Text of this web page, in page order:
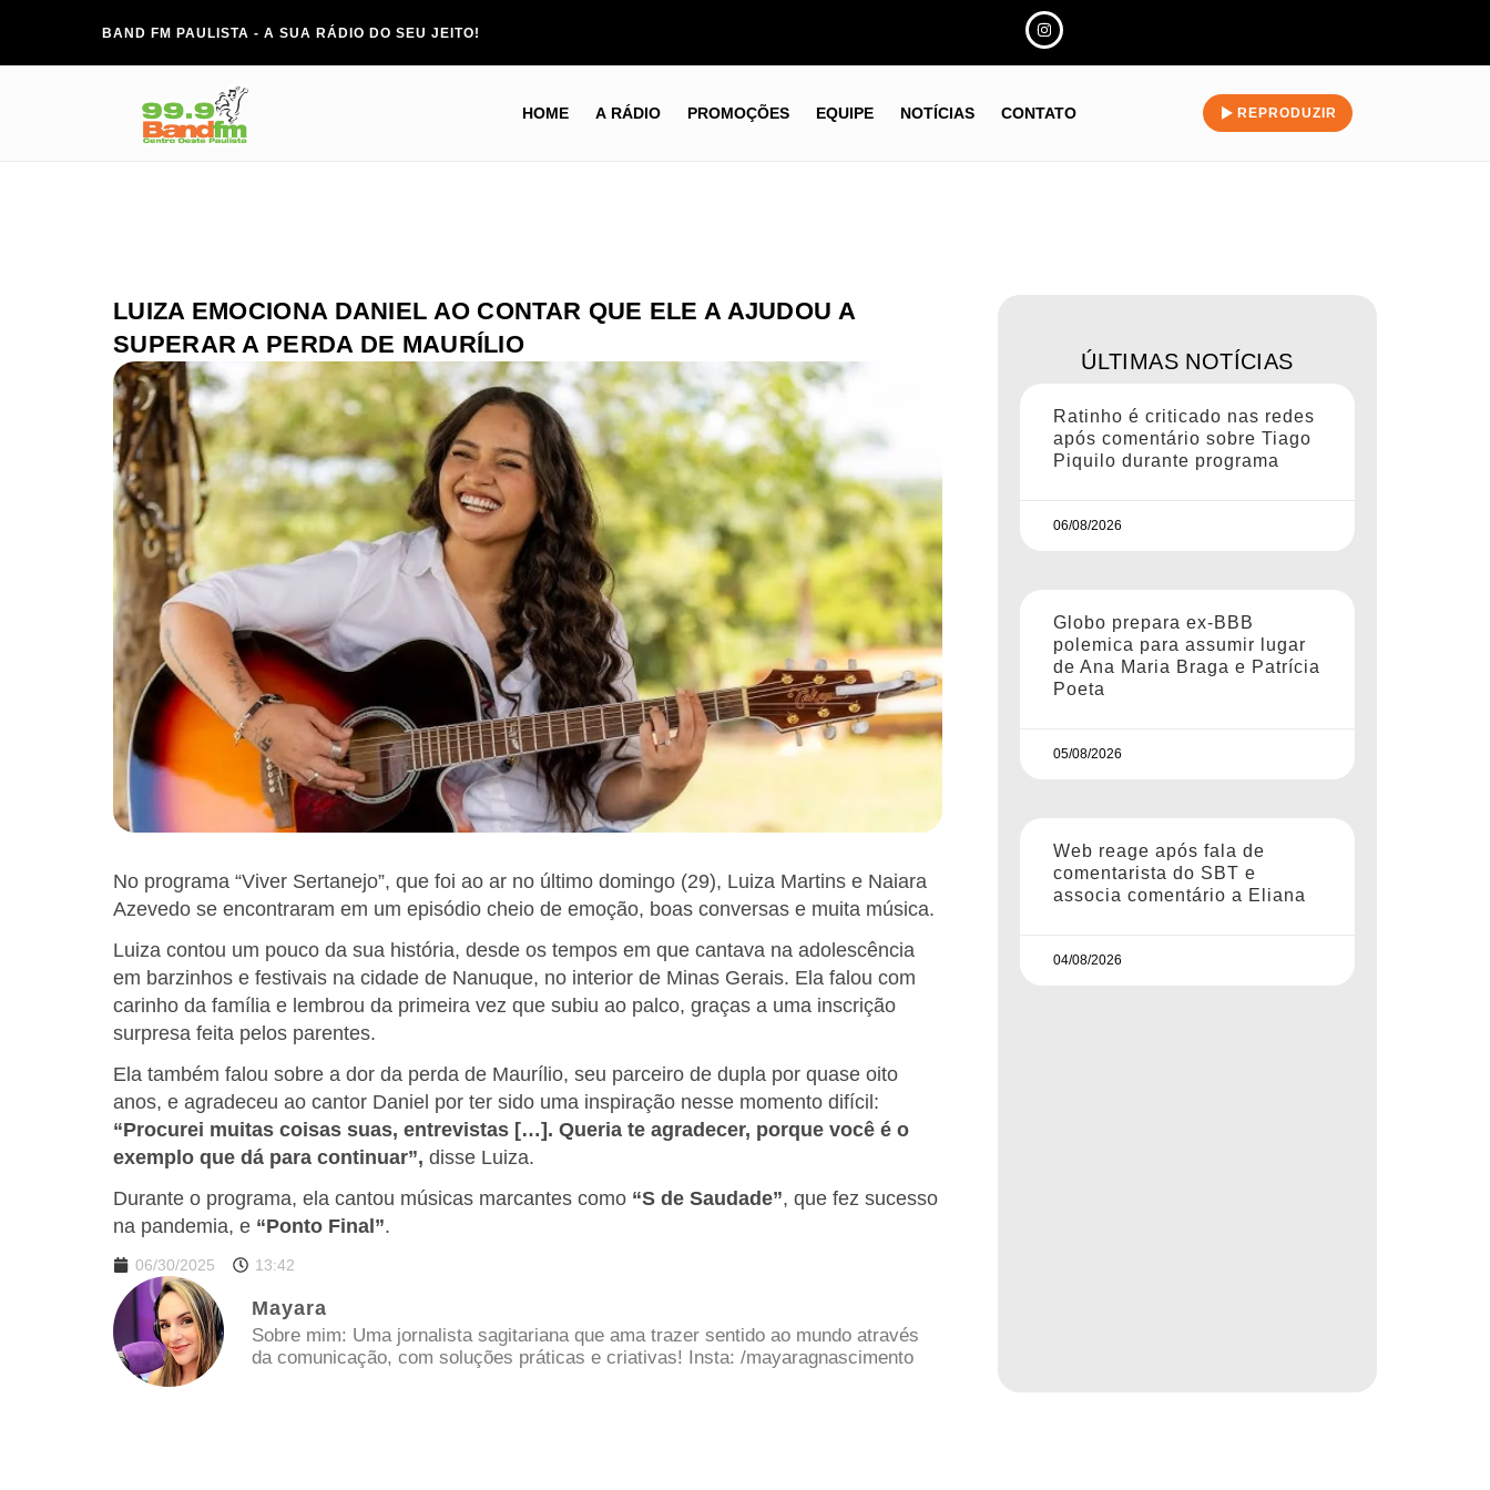
BAND FM PAULISTA - A SUA RÁDIO DO SEU JEITO!
HOME A RÁDIO PROMOÇÕES EQUIPE NOTÍCIAS CONTATO REPRODUZIR
LUIZA EMOCIONA DANIEL AO CONTAR QUE ELE A AJUDOU A
SUPERAR A PERDA DE MAURÍLIO
No programa “Viver Sertanejo”, que foi ao ar no último domingo (29), Luiza Martins e Naiara
Azevedo se encontraram em um episódio cheio de emoção, boas conversas e muita música.
Luiza contou um pouco da sua história, desde os tempos em que cantava na adolescência
em barzinhos e festivais na cidade de Nanuque, no interior de Minas Gerais. Ela falou com
carinho da família e lembrou da primeira vez que subiu ao palco, graças a uma inscrição
surpresa feita pelos parentes.
Ela também falou sobre a dor da perda de Maurílio, seu parceiro de dupla por quase oito
anos, e agradeceu ao cantor Daniel por ter sido uma inspiração nesse momento difícil:
“Procurei muitas coisas suas, entrevistas […]. Queria te agradecer, porque você é o
exemplo que dá para continuar”, disse Luiza.
Durante o programa, ela cantou músicas marcantes como “S de Saudade”, que fez sucesso
na pandemia, e “Ponto Final”.
06/30/2025 13:42
Mayara
Sobre mim: Uma jornalista sagitariana que ama trazer sentido ao mundo através
da comunicação, com soluções práticas e criativas! Insta: /mayaragnascimento
ÚLTIMAS NOTÍCIAS
Ratinho é criticado nas redes
após comentário sobre Tiago
Piquilo durante programa
06/08/2026
Globo prepara ex-BBB
polemica para assumir lugar
de Ana Maria Braga e Patrícia
Poeta
05/08/2026
Web reage após fala de
comentarista do SBT e
associa comentário a Eliana
04/08/2026